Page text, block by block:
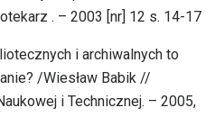
. – 2003 [nr] 12 s. 14-17
i archiwalnych to
/Wiesław Babik //
i Technicznej. – 2005,